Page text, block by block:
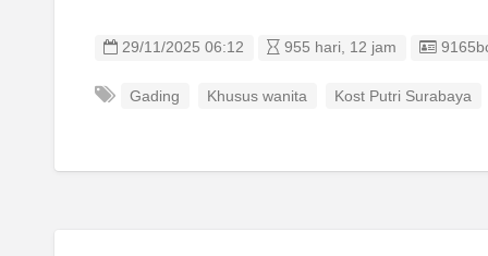
29/11/2025 06:12 955 hari, 12 jam Listing
Gading Khusus wanita Kost Putri Surabaya